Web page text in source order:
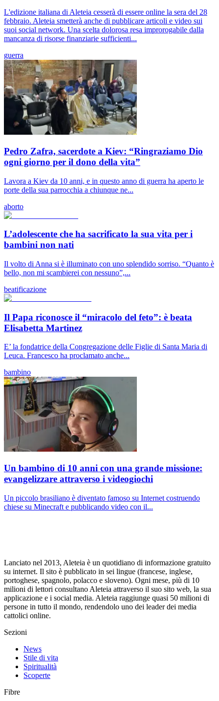
L'edizione italiana di Aleteia cesserà di essere online la sera del 28
febbraio. Aleteia smetterà anche di pubblicare articoli e video sui
suoi social network. Una scelta dolorosa resa improrogabile dalla
mancanza di risorse finanziarie sufficienti...
guerra
Pedro Zafra, sacerdote a Kiev: “Ringraziamo Dio
ogni giorno per il dono della vita”
Lavora a Kiev da 10 anni, e in questo anno di guerra ha aperto le
porte della sua parrocchia a chiunque ne...
aborto
L’adolescente che ha sacrificato la sua vita per i
bambini non nati
Il volto di Anna si è illuminato con uno splendido sorriso. “Quanto è
bello, non mi scambierei con nessuno”,...
beatificazione
Il Papa riconosce il “miracolo del feto”: è beata
Elisabetta Martinez
E’ la fondatrice della Congregazione delle Figlie di Santa Maria di
Leuca. Francesco ha proclamato anche...
bambino
Un bambino di 10 anni con una grande missione:
evangelizzare attraverso i videogiochi
Un piccolo brasiliano è diventato famoso su Internet costruendo
chiese su Minecraft e pubblicando video con il...
Lanciato nel 2013, Aleteia è un quotidiano di informazione gratuito
su internet. Il sito è pubblicato in sei lingue (francese, inglese,
portoghese, spagnolo, polacco e sloveno). Ogni mese, più di 10
milioni di lettori consultano Aleteia attraverso il suo sito web, la sua
applicazione e i social media. Aleteia raggiunge quasi 50 milioni di
persone in tutto il mondo, rendendolo uno dei leader dei media
cattolici online.
Sezioni
News
Stile di vita
Spiritualità
Scoperte
Fibre